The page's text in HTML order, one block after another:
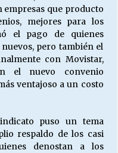
empresas que producto
mejores para los
el pago de quienes
pero también el
con Movistar,
el nuevo convenio
ventajoso a un costo
puso un tema
respaldo de los casi
denostan a los